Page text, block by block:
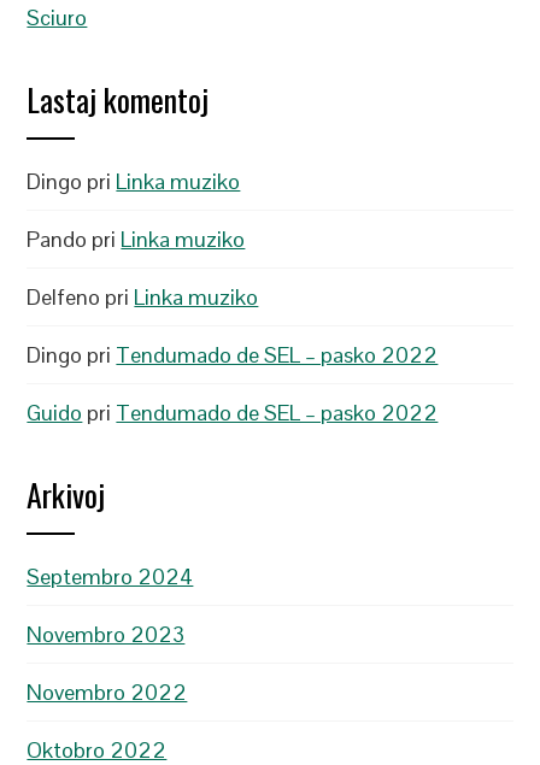
Sciuro
Lastaj komentoj
Dingo pri Linka muziko
Pando pri Linka muziko
Delfeno pri Linka muziko
Dingo pri Tendumado de SEL – pasko 2022
Guido pri Tendumado de SEL – pasko 2022
Arkivoj
Septembro 2024
Novembro 2023
Novembro 2022
Oktobro 2022